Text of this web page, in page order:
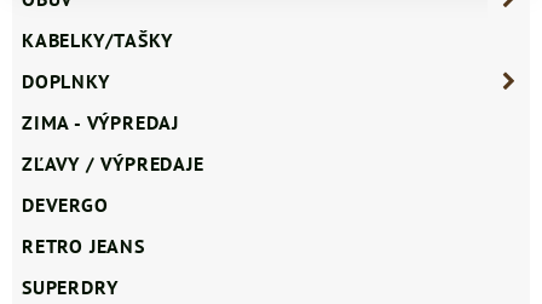
KABELKY/TAŠKY
DOPLNKY
ZIMA - VÝPREDAJ
ZĽAVY / VÝPREDAJE
DEVERGO
RETRO JEANS
SUPERDRY